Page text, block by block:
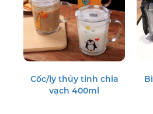
Cốc/ly thủy tinh chia
vạch 400ml